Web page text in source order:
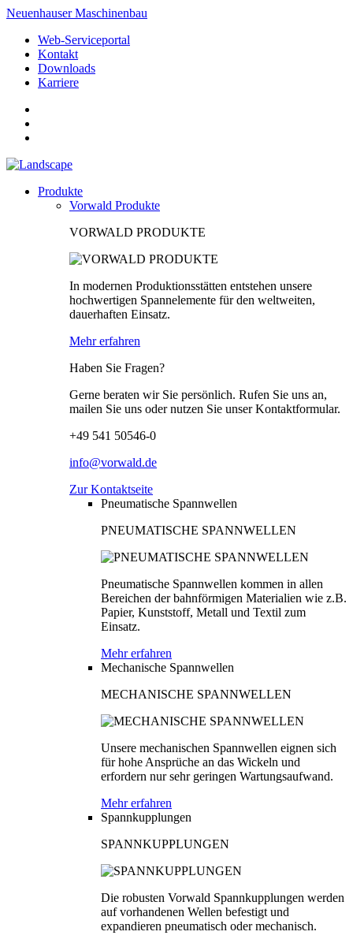
Neuenhauser Maschinenbau
Web-Serviceportal
Kontakt
Downloads
Karriere
Produkte
Vorwald Produkte
VORWALD PRODUKTE
In modernen Produktionsstätten entstehen unsere
hochwertigen Spannelemente für den weltweiten,
dauerhaften Einsatz.
Mehr erfahren
Haben Sie Fragen?
Gerne beraten wir Sie persönlich. Rufen Sie uns an,
mailen Sie uns oder nutzen Sie unser Kontaktformular.
+49 541 50546-0
info@vorwald.de
Zur Kontaktseite
Pneumatische Spannwellen
PNEUMATISCHE SPANNWELLEN
Pneumatische Spannwellen kommen in allen
Bereichen der bahnförmigen Materialien wie z.B.
Papier, Kunststoff, Metall und Textil zum
Einsatz.
Mehr erfahren
Mechanische Spannwellen
MECHANISCHE SPANNWELLEN
Unsere mechanischen Spannwellen eignen sich
für hohe Ansprüche an das Wickeln und
erfordern nur sehr geringen Wartungsaufwand.
Mehr erfahren
Spannkupplungen
SPANNKUPPLUNGEN
Die robusten Vorwald Spannkupplungen werden
auf vorhandenen Wellen befestigt und
expandieren pneumatisch oder mechanisch.